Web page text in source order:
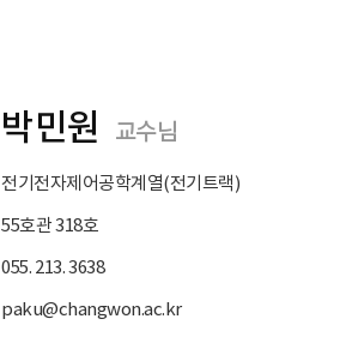
박민원 교수님
전기전자제어공학계열(전기트랙)
55호관 318호
055. 213. 3638
paku@changwon.ac.kr